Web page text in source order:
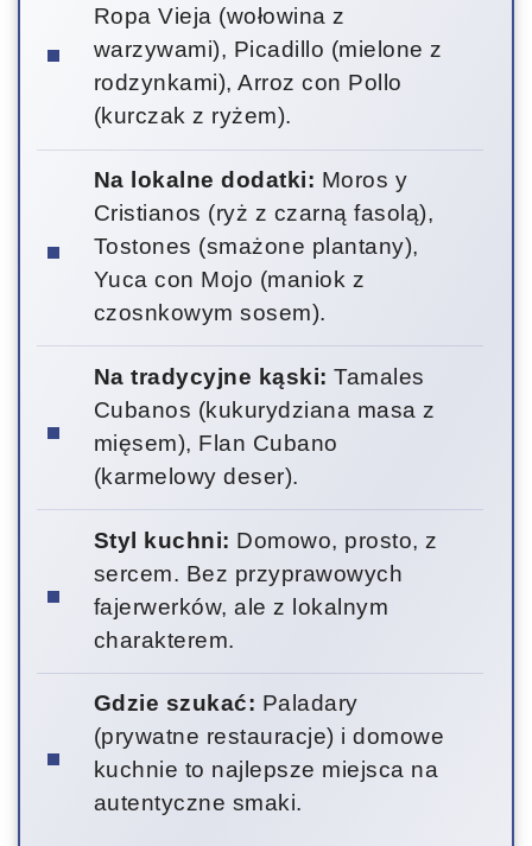
Ropa Vieja (wołowina z
warzywami), Picadillo (mielone z
rodzynkami), Arroz con Pollo
(kurczak z ryżem).
Na lokalne dodatki: Moros y
Cristianos (ryż z czarną fasolą),
Tostones (smażone plantany),
Yuca con Mojo (maniok z
czosnkowym sosem).
Na tradycyjne kąski: Tamales
Cubanos (kukurydziana masa z
mięsem), Flan Cubano
(karmelowy deser).
Styl kuchni: Domowo, prosto, z
sercem. Bez przyprawowych
fajerwerków, ale z lokalnym
charakterem.
Gdzie szukać: Paladary
(prywatne restauracje) i domowe
kuchnie to najlepsze miejsca na
autentyczne smaki.